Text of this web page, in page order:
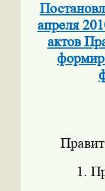
апреля
актов
1.